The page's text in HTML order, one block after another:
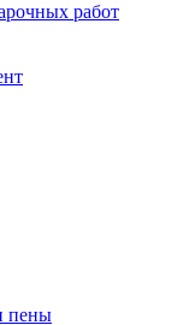
работ